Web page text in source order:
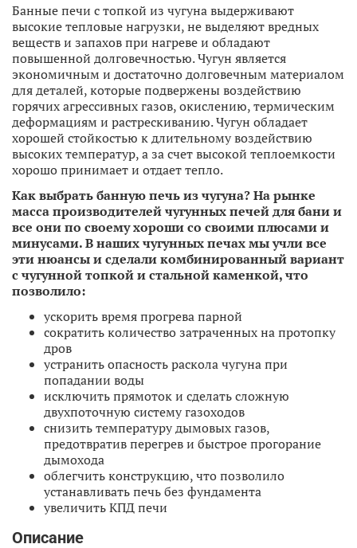
Банные печи с топкой из чугуна выдерживают
высокие тепловые нагрузки, не выделяют вредных
веществ и запахов при нагреве и обладают
повышенной долговечностью. Чугун является
экономичным и достаточно долговечным материалом
для деталей, которые подвержены воздействию
горячих агрессивных газов, окислению, термическим
деформациям и растрескиванию. Чугун обладает
хорошей стойкостью к длительному воздействию
высоких температур, а за счет высокой теплоемкости
хорошо принимает и отдает тепло.
Как выбрать банную печь из чугуна? На рынке
масса производителей чугунных печей для бани и
все они по своему хороши со своими плюсами и
минусами. В наших чугунных печах мы учли все
эти нюансы и сделали комбинированный вариант
с чугунной топкой и стальной каменкой, что
позволило:
ускорить время прогрева парной
сократить количество затраченных на протопку
дров
устранить опасность раскола чугуна при
попадании воды
исключить прямоток и сделать сложную
двухпоточную систему газоходов
снизить температуру дымовых газов,
предотвратив перегрев и быстрое прогорание
дымохода
облегчить конструкцию, что позволило
устанавливать печь без фундамента
увеличить КПД печи
Описание